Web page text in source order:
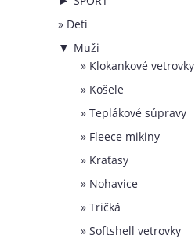
Deti
▼ Muži
Klokankové vetrovky
Košele
Teplákové súpravy
Fleece mikiny
Kraťasy
Nohavice
Tričká
Softshell vetrovky